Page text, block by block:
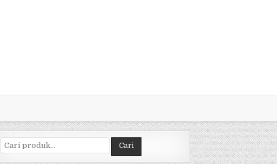
Pencarian untuk: Cari